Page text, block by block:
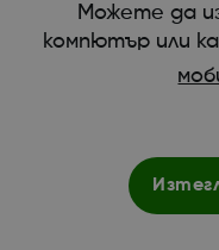
Можете да
компютър или